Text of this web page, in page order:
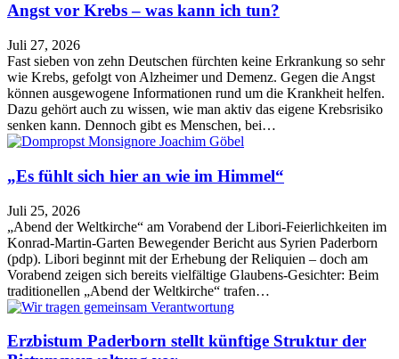
Angst vor Krebs – was kann ich tun?
Juli 27, 2026
Fast sieben von zehn Deutschen fürchten keine Erkrankung so sehr
wie Krebs, gefolgt von Alzheimer und Demenz. Gegen die Angst
können ausgewogene Informationen rund um die Krankheit helfen.
Dazu gehört auch zu wissen, wie man aktiv das eigene Krebsrisiko
senken kann. Dennoch gibt es Menschen, bei…
„Es fühlt sich hier an wie im Himmel“
Juli 25, 2026
„Abend der Weltkirche“ am Vorabend der Libori-Feierlichkeiten im
Konrad-Martin-Garten Bewegender Bericht aus Syrien Paderborn
(pdp). Libori beginnt mit der Erhebung der Reliquien – doch am
Vorabend zeigen sich bereits vielfältige Glaubens-Gesichter: Beim
traditionellen „Abend der Weltkirche“ trafen…
Erzbistum Paderborn stellt künftige Struktur der